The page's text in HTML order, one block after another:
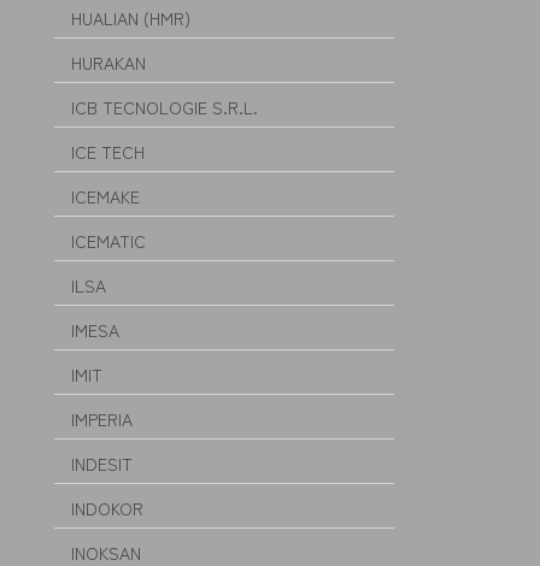
HUALIAN (HMR)
HURAKAN
ICB TECNOLOGIE S.R.L.
ICE TECH
ICEMAKE
ICEMATIC
ILSA
IMESA
IMIT
IMPERIA
INDESIT
INDOKOR
INOKSAN